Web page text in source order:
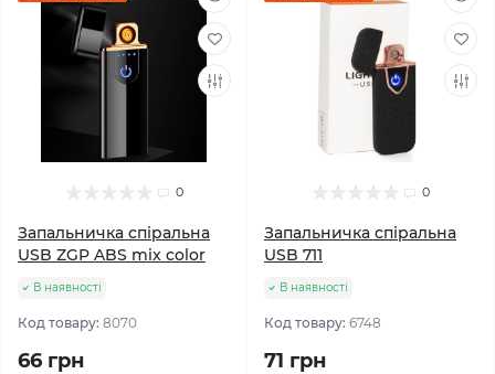
0
Запальничка спіральна
USB ZGP ABS mix color
В наявності
Код товару: 8070
66 грн
0
Запальничка спіральна
USB 711
В наявності
Код товару: 6748
71 грн